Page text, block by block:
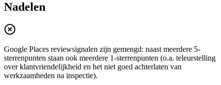
Nadelen
Google Places reviewsignalen zijn gemengd: naast meerdere 5-
sterrenpunten staan ook meerdere 1-sterrenpunten (o.a. teleurstelling
over klantvriendelijkheid en het niet goed achterlaten van
werkzaamheden na inspectie).